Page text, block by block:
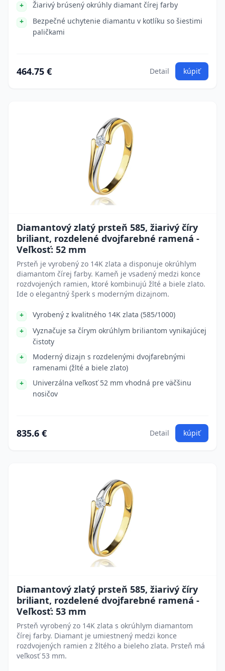
Žiarivý brúsený okrúhly diamant čírej farby
Bezpečné uchytenie diamantu v kotlíku so šiestimi
paličkami
464.75 € Detail kúpiť
Diamantový zlatý prsteň 585, žiarivý číry
briliant, rozdelené dvojfarebné ramená -
Veľkosť: 52 mm
Prsteň je vyrobený zo 14K zlata a disponuje okrúhlym
diamantom čírej farby. Kameň je vsadený medzi konce
rozdvojených ramien, ktoré kombinujú žlté a biele zlato.
Ide o elegantný šperk s moderným dizajnom.
Vyrobený z kvalitného 14K zlata (585/1000)
Vyznačuje sa čírym okrúhlym briliantom vynikajúcej
čistoty
Moderný dizajn s rozdelenými dvojfarebnými
ramenami (žlté a biele zlato)
Univerzálna veľkosť 52 mm vhodná pre väčšinu
nosičov
835.6 € Detail kúpiť
Diamantový zlatý prsteň 585, žiarivý číry
briliant, rozdelené dvojfarebné ramená -
Veľkosť: 53 mm
Prsteň vyrobený zo 14K zlata s okrúhlym diamantom
čírej farby. Diamant je umiestnený medzi konce
rozdvojených ramien z žltého a bieleho zlata. Prsteň má
veľkosť 53 mm.